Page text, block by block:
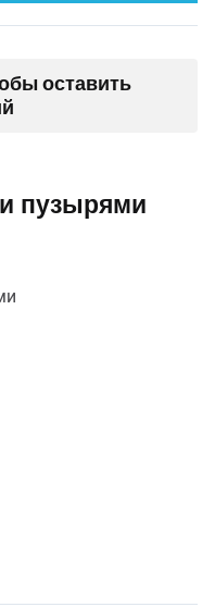
оставить
пузырями